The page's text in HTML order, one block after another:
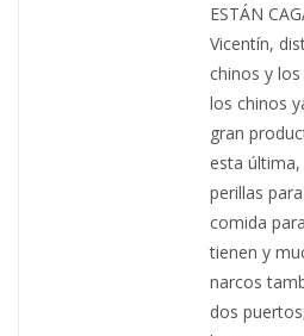
ESTÁN
Vicentín,
chinos y
los chinos
gran
esta última,
perillas
comida
tienen y
narcos
dos